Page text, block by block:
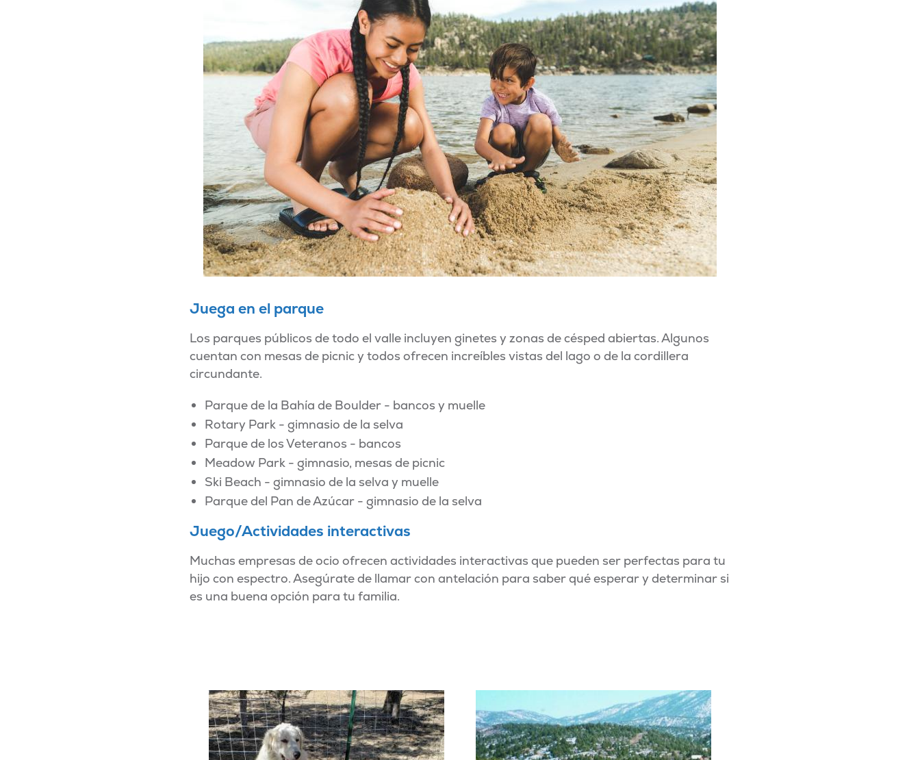
Juega en el parque
Los parques públicos de todo el valle incluyen ginetes y zonas de césped abiertas. Algunos
cuentan con mesas de picnic y todos ofrecen increíbles vistas del lago o de la cordillera
circundante.
Parque de la Bahía de Boulder - bancos y muelle
Rotary Park - gimnasio de la selva
Parque de los Veteranos - bancos
Meadow Park - gimnasio, mesas de picnic
Ski Beach - gimnasio de la selva y muelle
Parque del Pan de Azúcar - gimnasio de la selva
Juego/Actividades interactivas
Muchas empresas de ocio ofrecen actividades interactivas que pueden ser perfectas para tu
hijo con espectro. Asegúrate de llamar con antelación para saber qué esperar y determinar si
es una buena opción para tu familia.